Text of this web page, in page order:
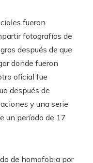
fueron
fotografías de
después de que
donde fueron
oficial fue
después de
y una serie
un período de 17
de homofobia por